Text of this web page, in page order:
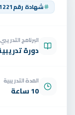
الوظائف
شهادة رقم
البرنامج التدريبي
دورة
المدة التدريبية
10 ساعة